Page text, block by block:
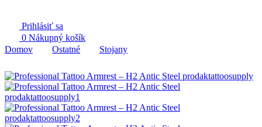
Prihlásiť sa
0 Nákupný košík
Domov
Ostatné Stojany